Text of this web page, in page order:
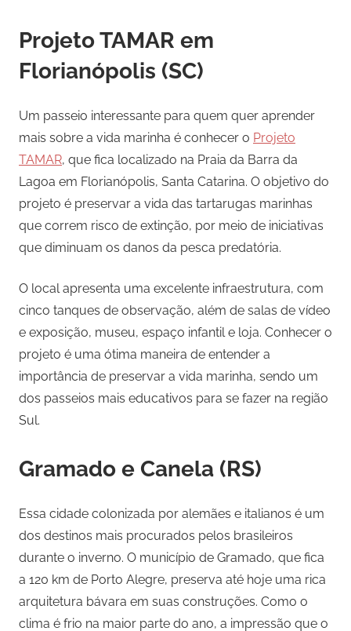
Projeto TAMAR em
Florianópolis (SC)
Um passeio interessante para quem quer aprender
mais sobre a vida marinha é conhecer o Projeto
TAMAR, que fica localizado na Praia da Barra da
Lagoa em Florianópolis, Santa Catarina. O objetivo do
projeto é preservar a vida das tartarugas marinhas
que correm risco de extinção, por meio de iniciativas
que diminuam os danos da pesca predatória.
O local apresenta uma excelente infraestrutura, com
cinco tanques de observação, além de salas de vídeo
e exposição, museu, espaço infantil e loja. Conhecer o
projeto é uma ótima maneira de entender a
importância de preservar a vida marinha, sendo um
dos passeios mais educativos para se fazer na região
Sul.
Gramado e Canela (RS)
Essa cidade colonizada por alemães e italianos é um
dos destinos mais procurados pelos brasileiros
durante o inverno. O município de Gramado, que fica
a 120 km de Porto Alegre, preserva até hoje uma rica
arquitetura bávara em suas construções. Como o
clima é frio na maior parte do ano, a impressão que o